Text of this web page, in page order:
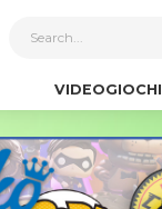
VIDEOGIOCHI